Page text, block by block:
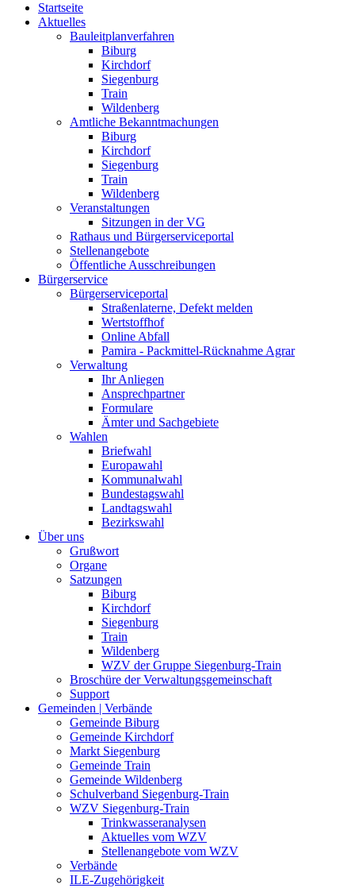
Startseite
Aktuelles
Bauleitplanverfahren
Biburg
Kirchdorf
Siegenburg
Train
Wildenberg
Amtliche Bekanntmachungen
Biburg
Kirchdorf
Siegenburg
Train
Wildenberg
Veranstaltungen
Sitzungen in der VG
Rathaus und Bürgerserviceportal
Stellenangebote
Öffentliche Ausschreibungen
Bürgerservice
Bürgerserviceportal
Straßenlaterne, Defekt melden
Wertstoffhof
Online Abfall
Pamira - Packmittel-Rücknahme Agrar
Verwaltung
Ihr Anliegen
Ansprechpartner
Formulare
Ämter und Sachgebiete
Wahlen
Briefwahl
Europawahl
Kommunalwahl
Bundestagswahl
Landtagswahl
Bezirkswahl
Über uns
Grußwort
Organe
Satzungen
Biburg
Kirchdorf
Siegenburg
Train
Wildenberg
WZV der Gruppe Siegenburg-Train
Broschüre der Verwaltungsgemeinschaft
Support
Gemeinden | Verbände
Gemeinde Biburg
Gemeinde Kirchdorf
Markt Siegenburg
Gemeinde Train
Gemeinde Wildenberg
Schulverband Siegenburg-Train
WZV Siegenburg-Train
Trinkwasseranalysen
Aktuelles vom WZV
Stellenangebote vom WZV
Verbände
ILE-Zugehörigkeit